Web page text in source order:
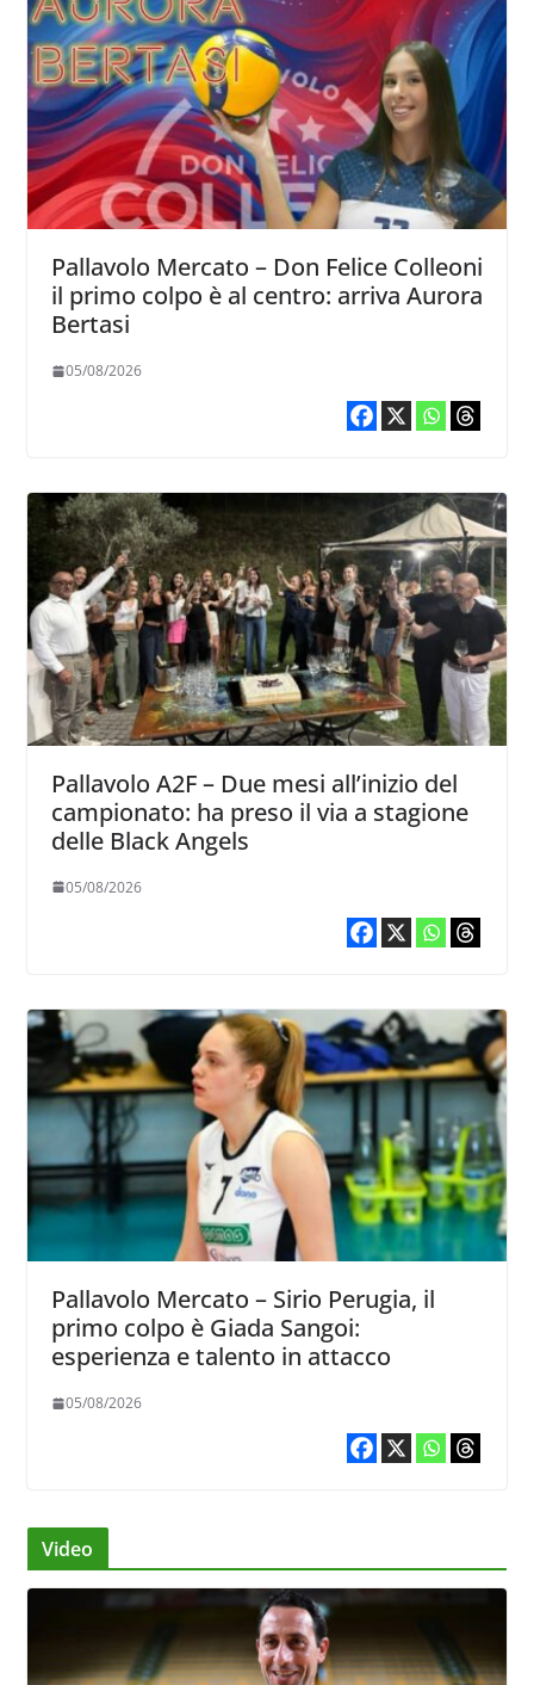
Pallavolo Mercato – Don Felice Colleoni
il primo colpo è al centro: arriva Aurora
Bertasi
05/08/2026
Pallavolo A2F – Due mesi all’inizio del
campionato: ha preso il via a stagione
delle Black Angels
05/08/2026
Pallavolo Mercato – Sirio Perugia, il
primo colpo è Giada Sangoi:
esperienza e talento in attacco
05/08/2026
Video